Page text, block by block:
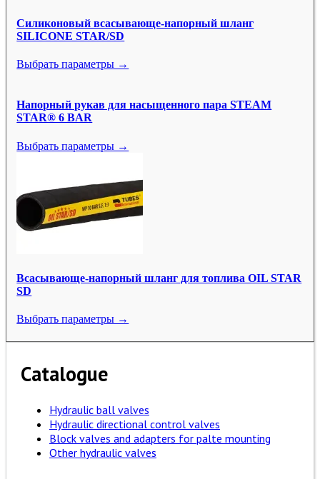
Силиконовый всасывающе-напорный шланг
SILICONE STAR/SD
Выбрать параметры →
Напорный рукав для насыщенного пара STEAM
STAR® 6 BAR
Выбрать параметры →
Всасывающе-напорный шланг для топлива OIL STAR
SD
Выбрать параметры →
Catalogue
Hydraulic ball valves
Hydraulic directional control valves
Block valves and adapters for palte mounting
Other hydraulic valves